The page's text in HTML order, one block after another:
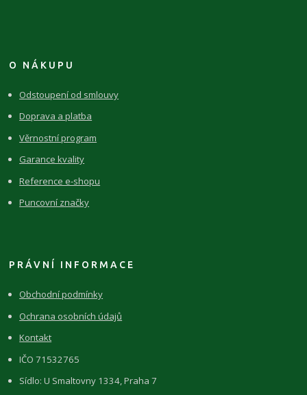
O NÁKUPU
Odstoupení od smlouvy
Doprava a platba
Věrnostní program
Garance kvality
Reference e-shopu
Puncovní značky
PRÁVNÍ INFORMACE
Obchodní podmínky
Ochrana osobních údajů
Kontakt
IČO 71532765
Sídlo: U Smaltovny 1334, Praha 7